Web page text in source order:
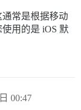
常是根据移动
用的是 iOS 默
00:47